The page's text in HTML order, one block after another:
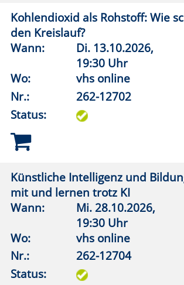
19:00 Uhr
Wo:
Erwitte, Marx Wirtschaft
Nr.:
262-13003
Status:
Kunst im Ohr - Ein Livestream für alle
Wann:
Mi.23.09.2026,
Wo:
Status:
Kunst im Ohr – Ein Livestream für alle
Wann:
Mi.25.11.2026,
19:30 Uhr
Wo:
vhs online
Nr.:
262-13012